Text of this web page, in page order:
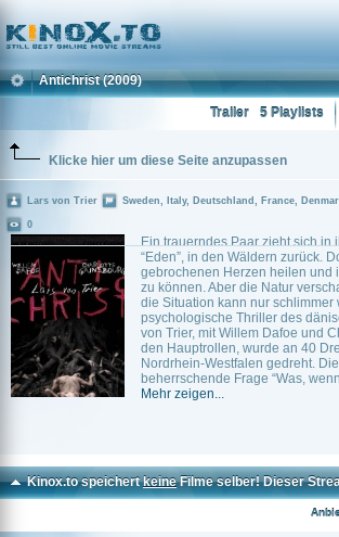
Home
Antichrist (2009)
5 Playlists
Trailer
Klicke hier um diese Seite anzupassen
Ein trauerndes Paar zieht sich in
“Eden”, in den Wäldern zurück.
gebrochenen Herzen heilen und
zu können. Aber die Natur
die Situation kann nur schlimmer
psychologische Thriller des
von Trier, mit Willem Dafoe und
den Hauptrollen, wurde an 40
Nordrhein-Westfalen gedreht.
beherrschende Frage “Was,
Mehr zeigen...
Lars von Trier Sweden, Italy, Deutschland, France,
0
Kinox.to speichertkeineFilme selber! Dieser